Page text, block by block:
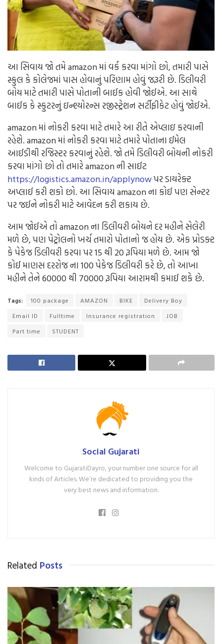
આ સિવાય જો તમે amazon માં વર્ક કરવા માંગો છો, તમારી પાસે
સ્કુલ કે કોલેજમાં પાસ હોવાનું પરિણામ હોવું જરૂરી છે. ડિલીવરી
બોય માટે તમારી પાસે પોતાની બાઈક હોવી જોઈએ. આ સાથે
બાઈક કે સ્કુટરનું ઇન્શ્યોરન્સ રજીસ્ટ્રેશન સર્ટીફીકેટ હોવું જોઈએ.
amazon માં નોકરી કરવા માટે તમારે આ રીતે એપ્લાઇ કરવાની
રહેશે. amazon માં નોકરી કરવા માટે તમારે પોતાના ઈમેલ
આઈડીથી રજિસ્ટર કરવાનું રહેશે. જો તમે ડિલીવરી બોયની નોકરી
કરવા માંગો છો તો તમારે amazon ની સાઈટ
https://logistics.amazon.in/applynowપર ડાયરેક્ટ
અપ્લાઈ કરી શકો છો. આ સિવાય amazon ના કોઈ પણ સેન્ટર
પર જઈને નોકરી માટે આવેદન કરી શકાય છે.
આમ જોઈએ તો amazon ના ડિલીવરી બોયને દર મહીને સેલેરી
મળે છે, પણ પેટ્રોલનો ખર્ચ તમારો પોતાનો જ હોય છે. એક પ્રોડક્ટ
કે પેકેજ ડિલીવરી કરવા પર 15 થી 20 રૂપિયા મળે છે. આમ જો
કોઈ માણસ દરરોજ ના 100 પેકેજ ડિલીવરી કરે છે, તો આખા
મહીને તેને 60000 થી 70000 રૂપિયા આરામથી કમાઈ શકે છે.
Tags: 100 package AMAZON BIKE
Delivery Boy
Email ID
Fulltime Insurance registration
JOB
Part time
STUDENT
Social Gujarati
Welcome to GujaratiDayro, your number one source for all
kinds of Articles. We’re dedicated to providing you the
very best news and information.
Related Posts